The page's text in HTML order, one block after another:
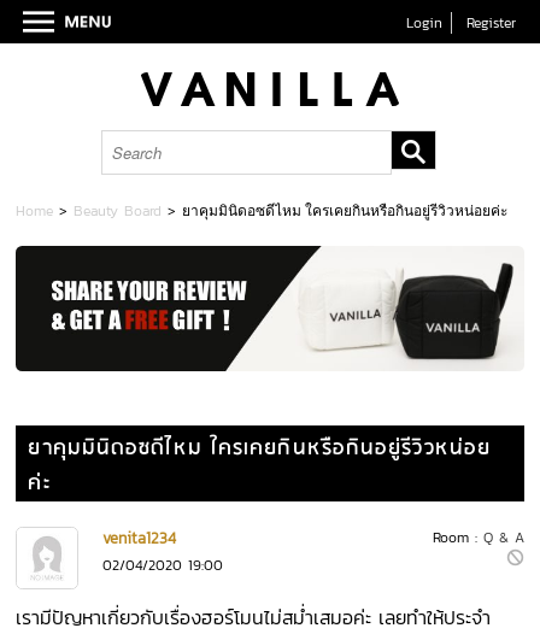
Login Register
Home > Beauty Board > ยาคุมมินิดอซดีไหม ใครเคยกินหรือกินอยู่รีวิวหน่อยค่ะ
ยาคุมมินิดอซดีไหม ใครเคยกินหรือกินอยู่รีวิวหน่อย
ค่ะ
Room : Q & A
venita1234
02/04/2020 19:00
เรามีปัญหาเกี่ยวกับเรื่องฮอร์โมนไม่สม่ำเสมอค่ะ เลยทำให้ประจำ